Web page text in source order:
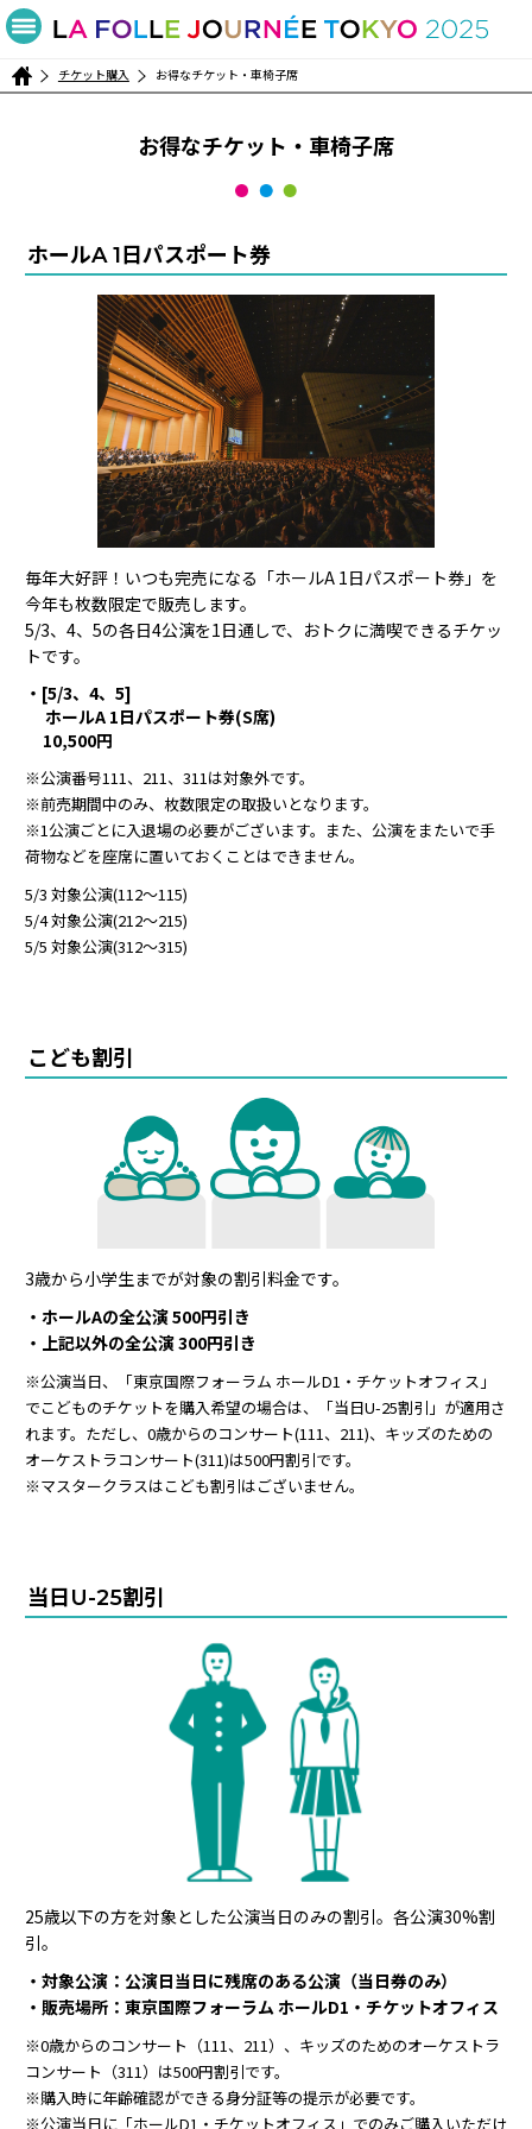
チケット購入 お得なチケット・車椅子席
お得なチケット・車椅子席
ホールA 1日パスポート券
毎年大好評！いつも完売になる「ホールA 1日パスポート券」を
今年も枚数限定で販売します。
5/3、4、5の各日4公演を1日通しで、おトクに満喫できるチケッ
トです。
・[5/3、4、5]
ホールA 1日パスポート券(S席)
10,500円
※公演番号111、211、311は対象外です。
※前売期間中のみ、枚数限定の取扱いとなります。
※1公演ごとに入退場の必要がございます。また、公演をまたいで手
荷物などを座席に置いておくことはできません。
5/3 対象公演(112〜115)
5/4 対象公演(212〜215)
5/5 対象公演(312〜315)
こども割引
3歳から小学生までが対象の割引料金です。
・ホールAの全公演 500円引き
・上記以外の全公演 300円引き
※公演当日、「東京国際フォーラム ホールD1・チケットオフィス」
でこどものチケットを購入希望の場合は、「当日U-25割引」が適用さ
れます。ただし、0歳からのコンサート(111、211)、キッズのための
オーケストラコンサート(311)は500円割引です。
※マスタークラスはこども割引はございません。
当日U-25割引
25歳以下の方を対象とした公演当日のみの割引。各公演30%割
引。
・対象公演：公演日当日に残席のある公演（当日券のみ）
・販売場所：東京国際フォーラム ホールD1・チケットオフィス
※0歳からのコンサート（111、211）、キッズのためのオーケストラ
コンサート（311）は500円割引です。
※購入時に年齢確認ができる身分証等の提示が必要です。
※公演当日に「ホールD1・チケットオフィス」でのみご購入いただけ